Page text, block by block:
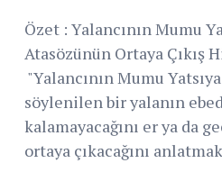
Özet : Yalancının Mumu
Atasözünün Ortaya
"Yalancının Mumu
söylenilen bir yalanın
kalamayacağını er ya da
ortaya çıkacağını